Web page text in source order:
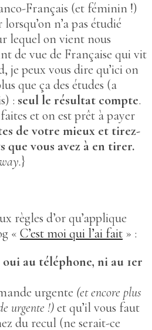
Français (et féminin !)
n’a pas étudié
lequel on vient nous
de vue de Française qui vit
je peux vous dire qu’ici on
que ça des études (a
: seul le résultat compte.
et on est prêt à payer
de votre mieux et tirez-
que vous avez à en tirer.
}
règles d’or qu’applique
« C’est moi qui l’ai fait » :
oui au téléphone, ni au 1er
urgente (et encore plus
urgente !)et qu’il vous faut
du recul (ne serait-ce